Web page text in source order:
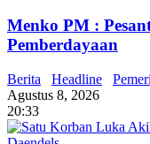
Menko PM :
Pemberdayaan
Berita Headline
Agustus 8, 2026
20:33